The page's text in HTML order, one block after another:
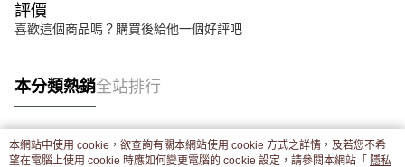
評價
喜歡這個商品嗎？購買後給他一個好評吧
本分類熱銷全站排行
熱門標籤
本網站中使用 cookie，欲查詢有關本網站使用 cookie 方式之詳情，及若您不希
望在電腦上使用 cookie 時應如何變更電腦的 cookie 設定，請參閱本網站「 隱私